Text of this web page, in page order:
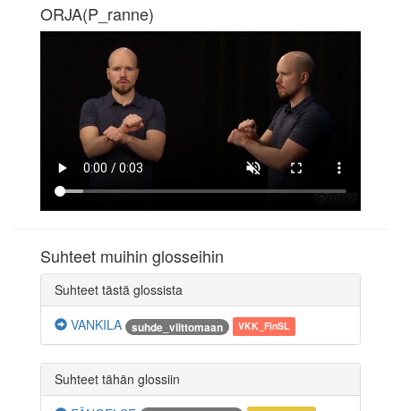
ORJA(P_ranne)
Suhteet muihin glosseihin
Suhteet tästä glossista
VANKILA
suhde_viittomaan VKK_FinSL
Suhteet tähän glossiin